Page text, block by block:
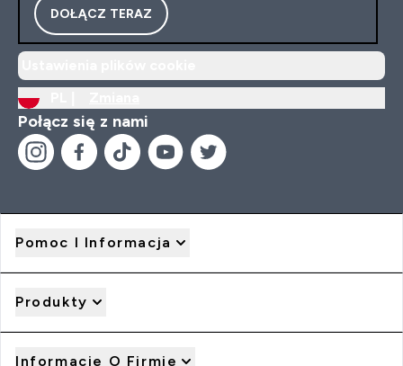
DOŁĄCZ TERAZ
Połącz się z nami
Pomoc I Informacja
Produkty
Informacje O Firmie